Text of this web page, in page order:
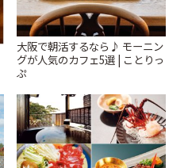
大阪で朝活するなら♪ モーニン
グが人気のカフェ5選 | ことりっ
ぷ